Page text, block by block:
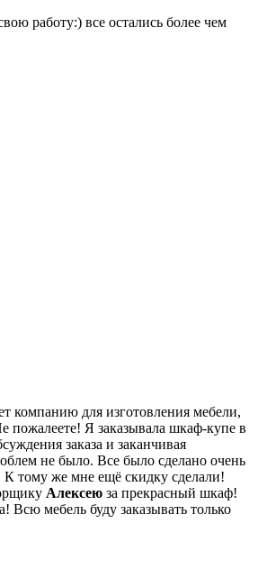
работу:) все остались более чем
компанию для изготовления мебели,
пожалеете! Я заказывала шкаф-купе в
заказа и заканчивая
не было. Все было сделано очень
К тому же мне ещё скидку сделали!
Алексею за прекрасный шкаф!
Всю мебель буду заказывать только